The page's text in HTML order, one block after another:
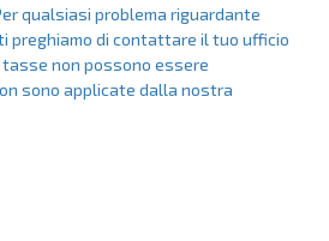
qualsiasi problema riguardante
preghiamo di contattare il tuo ufficio
non possono essere
sono applicate dalla nostra